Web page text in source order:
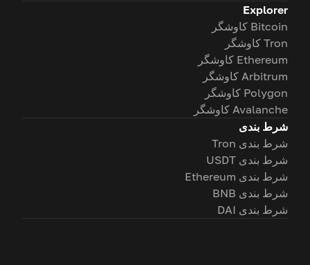
Explorer
Bitcoin کاوشگر
Tron کاوشگر
Ethereum کاوشگر
Arbitrum کاوشگر
Polygon کاوشگر
Avalanche کاوشگر
شرط بندی
شرط بندی Tron
شرط بندی USDT
شرط بندی Ethereum
شرط بندی BNB
شرط بندی DAI